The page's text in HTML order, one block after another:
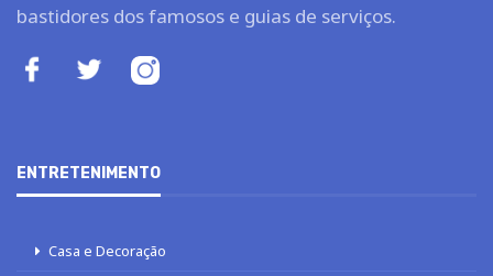
bastidores dos famosos e guias de serviços.
ENTRETENIMENTO
Casa e Decoração